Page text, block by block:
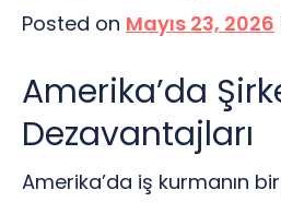
Posted on Mayıs 23, 2026
Amerika’da
Dezavantajları
Amerika’da iş kurmanın